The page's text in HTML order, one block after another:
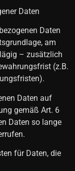
Daten
Daten
am
– zusätzlich
(z.B.
Daten auf
gemäß Art. 6
Daten so lange
für Daten, die